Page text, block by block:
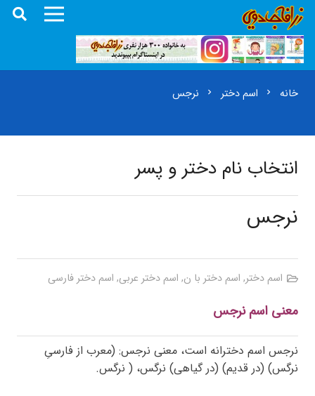
خانه chevron_right اسم دختر chevron_right نرجس
انتخاب نام دختر و پسر
نرجس
اسم دختر, اسم دختر با ن, اسم دختر عربی, اسم دختر فارسی
معنی اسم نرجس
نرجس اسم دخترانه است، معنی نرجس: (معرب از فارسیِ
نرگس) (در قدیم) (در گیاهی) نرگس، ( نرگس.